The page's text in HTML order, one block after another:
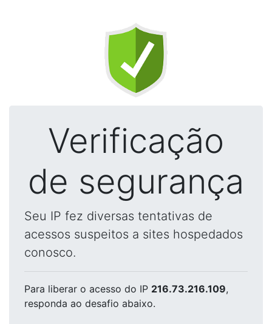
Verificação
de segurança
Seu IP fez diversas tentativas de
acessos suspeitos a sites hospedados
conosco.
Para liberar o acesso do IP 216.73.216.109,
responda ao desafio abaixo.